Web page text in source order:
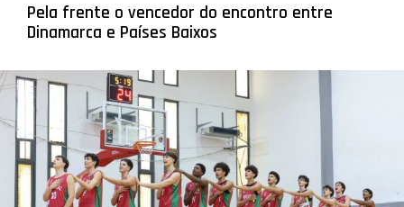
Pela frente o vencedor do encontro entre
Dinamarca e Países Baixos